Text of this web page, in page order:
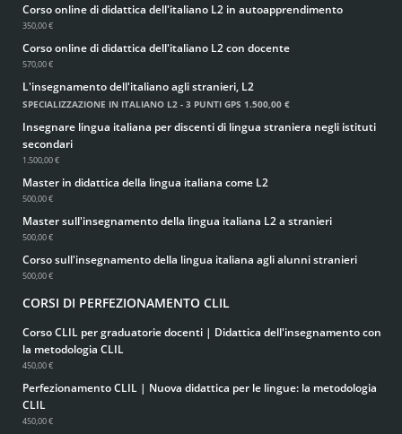
Corso online di didattica dell'italiano L2 in autoapprendimento
350,00 €
Corso online di didattica dell'italiano L2 con docente
570,00 €
L'insegnamento dell'italiano agli stranieri, L2
SPECIALIZZAZIONE IN ITALIANO L2 - 3 PUNTI GPS 1.500,00 €
Insegnare lingua italiana per discenti di lingua straniera negli istituti
secondari
1.500,00 €
Master in didattica della lingua italiana come L2
500,00 €
Master sull'insegnamento della lingua italiana L2 a stranieri
500,00 €
Corso sull'insegnamento della lingua italiana agli alunni stranieri
500,00 €
CORSI DI PERFEZIONAMENTO CLIL
Corso CLIL per graduatorie docenti | Didattica dell'insegnamento con
la metodologia CLIL
450,00 €
Perfezionamento CLIL | Nuova didattica per le lingue: la metodologia
CLIL
450,00 €